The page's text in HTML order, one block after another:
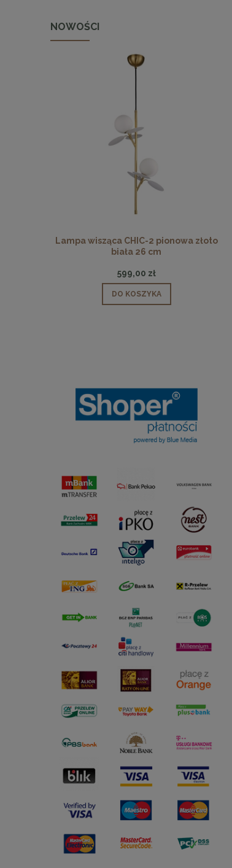
NOWOŚCI
Lampa wisząca CHIC-2 pionowa złoto
biała 26 cm
599,00 zł
DO KOSZYKA